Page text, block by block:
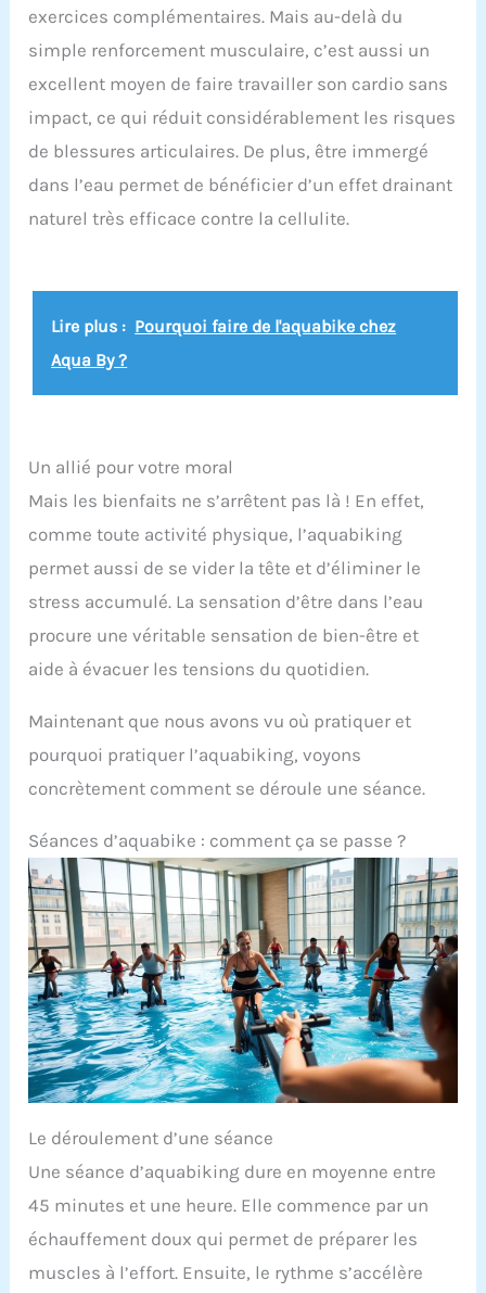
exercices complémentaires. Mais au-delà du
simple renforcement musculaire, c’est aussi un
excellent moyen de faire travailler son cardio sans
impact, ce qui réduit considérablement les risques
de blessures articulaires. De plus, être immergé
dans l’eau permet de bénéficier d’un effet drainant
naturel très efficace contre la cellulite.
Lire plus : Pourquoi faire de l'aquabike chez
Aqua By ?
Un allié pour votre moral
Mais les bienfaits ne s’arrêtent pas là ! En effet,
comme toute activité physique, l’aquabiking
permet aussi de se vider la tête et d’éliminer le
stress accumulé. La sensation d’être dans l’eau
procure une véritable sensation de bien-être et
aide à évacuer les tensions du quotidien.
Maintenant que nous avons vu où pratiquer et
pourquoi pratiquer l’aquabiking, voyons
concrètement comment se déroule une séance.
Séances d’aquabike : comment ça se passe ?
Le déroulement d’une séance
Une séance d’aquabiking dure en moyenne entre
45 minutes et une heure. Elle commence par un
échauffement doux qui permet de préparer les
muscles à l’effort. Ensuite, le rythme s’accélère